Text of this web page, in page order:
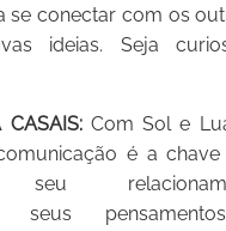
se conectar com os
ideias. Seja
CASAIS:Com Sol e
é a chave
seu
seus